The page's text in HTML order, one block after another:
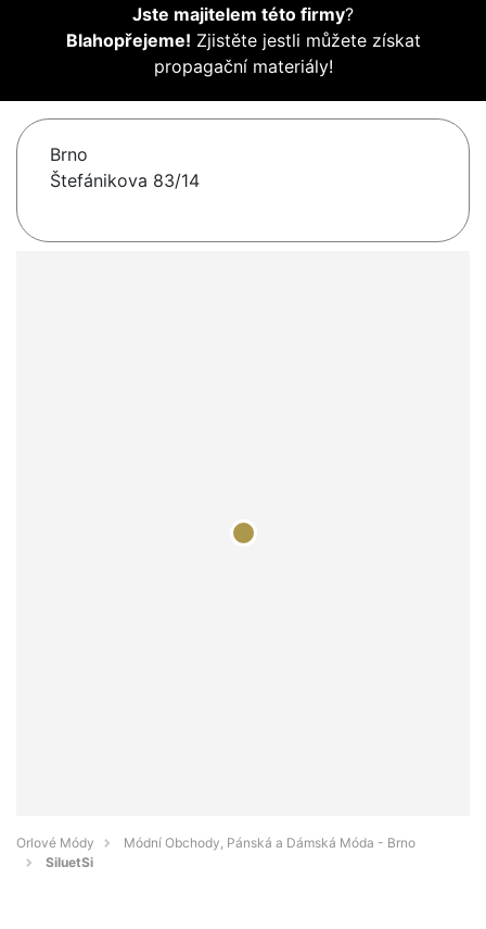
Jste majitelem této firmy?
Blahopřejeme! Zjistěte jestli můžete získat
propagační materiály!
Brno
Štefánikova 83/14
Orlové Módy
Módní Obchody, Pánská a Dámská Móda - Brno
SiluetSi